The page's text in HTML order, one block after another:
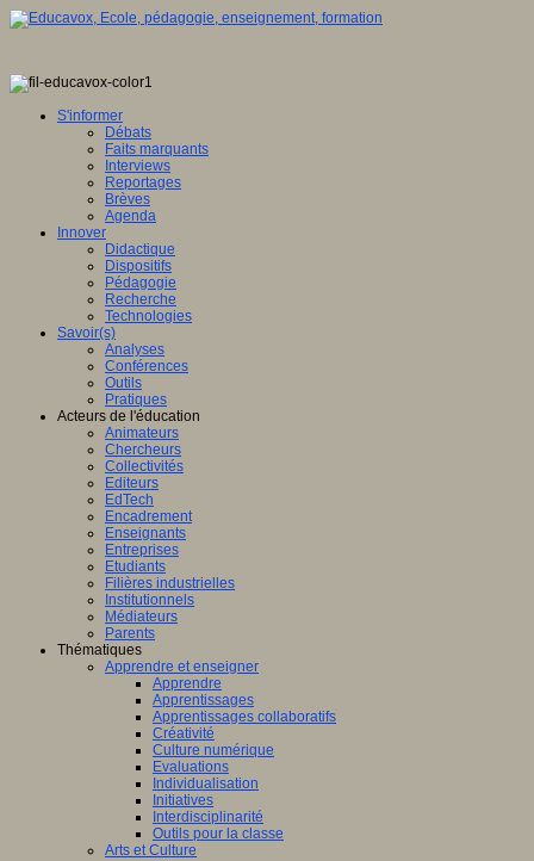
S'informer
Débats
Faits marquants
Interviews
Reportages
Brèves
Agenda
Innover
Didactique
Dispositifs
Pédagogie
Recherche
Technologies
Savoir(s)
Analyses
Conférences
Outils
Pratiques
Acteurs de l'éducation
Animateurs
Chercheurs
Collectivités
Editeurs
EdTech
Encadrement
Enseignants
Entreprises
Etudiants
Filières industrielles
Institutionnels
Médiateurs
Parents
Thématiques
Apprendre et enseigner
Apprendre
Apprentissages
Apprentissages collaboratifs
Créativité
Culture numérique
Evaluations
Individualisation
Initiatives
Interdisciplinarité
Outils pour la classe
Arts et Culture